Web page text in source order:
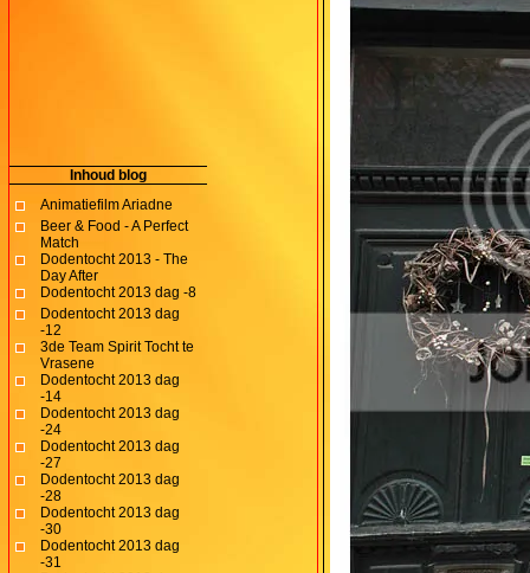
Inhoud blog
Animatiefilm Ariadne
Beer & Food - A Perfect
Match
Dodentocht 2013 - The
Day After
Dodentocht 2013 dag -8
Dodentocht 2013 dag
-12
3de Team Spirit Tocht te
Vrasene
Dodentocht 2013 dag
-14
Dodentocht 2013 dag
-24
Dodentocht 2013 dag
-27
Dodentocht 2013 dag
-28
Dodentocht 2013 dag
-30
Dodentocht 2013 dag
-31